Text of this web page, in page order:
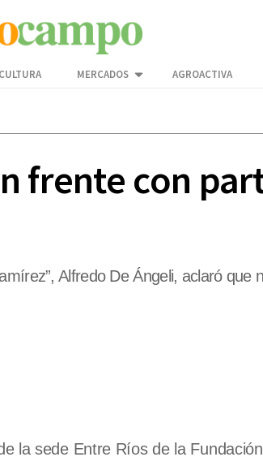
MERCADOS AGROACTIVA
frente con
Alfredo De Ángeli, aclaró que
la sede Entre Ríos de la Fundación